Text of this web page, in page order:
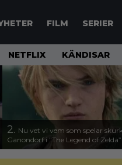
FILM SERIER
NETFLIX KÄNDISAR
2. Nu vet vi vem som spelar
Ganondorf i ”The Legend of Zelda”